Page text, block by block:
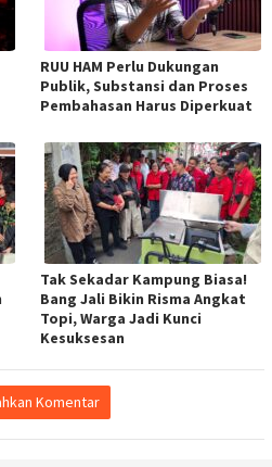
RUU HAM Perlu Dukungan
Publik, Substansi dan Proses
Pembahasan Harus Diperkuat
Tak Sekadar Kampung Biasa!
Bang Jali Bikin Risma Angkat
Topi, Warga Jadi Kunci
Kesuksesan
Komentar